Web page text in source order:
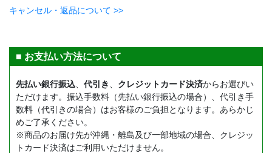
キャンセル・返品について >>
■ お支払い方法について
先払い銀行振込 代引き クレジットカード決済からお選びい
ただけます。振込手数料（先払い銀行振込の場合）、代引き手
数料（代引きの場合）はお客様のご負担となります。あらかじ
めご了承ください。
※商品のお届け先が沖縄・離島及び一部地域の場合、クレジッ
トカード決済はご利用いただけません。